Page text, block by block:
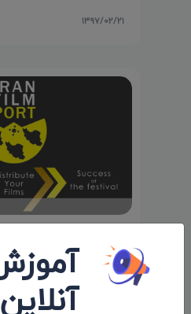
۱۳۹۷/۰۲/۲۱
۱۳۹۷/۰۲/۰۸
آنلاین